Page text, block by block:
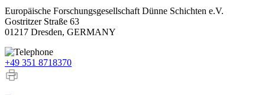
Europäische Forschungsgesellschaft Dünne Schichten e.V.
Gostritzer Straße 63
01217 Dresden, GERMANY
+49 351 8718370